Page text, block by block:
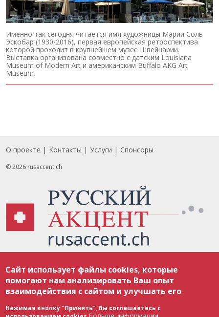
Именно так сегодня читается имя художницы Марии Соль
Эскобар (1930-2016), первая европейская ретроспектива
которой проходит в крупнейшем музее Швейцарии.
Выставка организована совместно с датским Louisiana
Museum of Modern Art и американским Buffalo AKG Art
Museum.
Footer
О проекте Контакты Услуги Спонсоры
© 2026 rusaccent.ch
соответствии с законодательством Швейцарии об авторском праве и
международными соглашениями. Полное или частичное использование
материалов возможно только с разрешения редакции. В случае полного
или частичного воспроизведения материалов сайта rusaccent.ch,
ОБЯЗАТЕЛЬНА АКТИВНАЯ ГИПЕРССЫЛКА на конкретный заимствованный
текст. Фотоизображения, размещенные редакцией rusaccent.ch, являются
ее исключительной собственностью. Полное или частичное
Сайт использует файлы cookies, которые
помогают нам анализировать Ваш опыт
взаимодействия с сайтом и улучшать его
Нажимая кнопку "Принять", Вы соглашаетесь с